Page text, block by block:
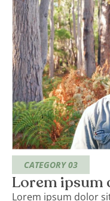
CATEGORY 03
Lorem ipsum
Lorem ipsum dolor